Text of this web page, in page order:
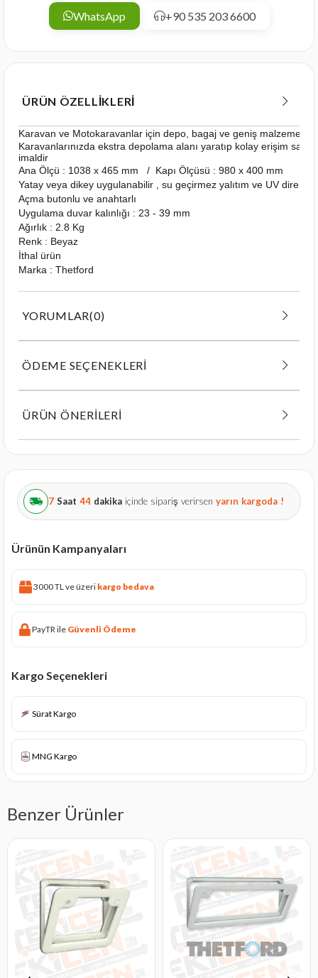
WhatsApp +90 535 203 6600
ÜRÜN ÖZELLIKLERI
Karavan ve Motokaravanlar için depo, bagaj ve geniş malzemeler
Karavanlarınızda ekstra depolama alanı yaratıp kolay erişim
imaldir
Ana Ölçü : 1038 x 465 mm / Kapı Ölçüsü : 980 x 400 mm
Yatay veya dikey uygulanabilir , su geçirmez yalıtım ve UV dirençli
Açma butonlu ve anahtarlı
Uygulama duvar kalınlığı : 23 - 39 mm
Ağırlık : 2.8 Kg
Renk : Beyaz
İthal ürün
Marka : Thetford
YORUMLAR(0)
ÖDEME SEÇENEKLERI
ÜRÜN ÖNERILERI
7 Saat 44 dakika içinde sipariş verirsen yarın kargoda !
Ürünün Kampanyaları
3000 TL ve üzeri kargo bedava
PayTR ile Güvenli Ödeme
Kargo Seçenekleri
Sürat Kargo
MNG Kargo
Benzer Ürünler